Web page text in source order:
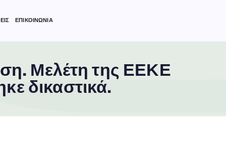
ΕΠΙΚΟΙΝΩΝΙΑ
Μελέτη της ΕΕΚΕ
δικαστικά.